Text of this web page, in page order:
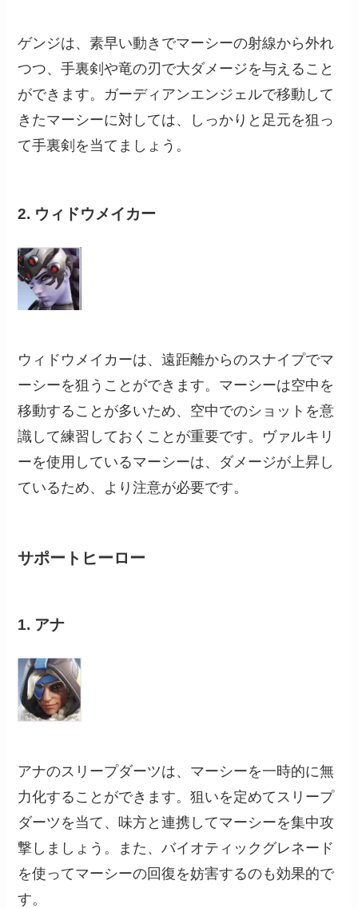
ゲンジは、素早い動きでマーシーの射線から外れ
つつ、手裏剣や竜の刃で大ダメージを与えること
ができます。ガーディアンエンジェルで移動して
きたマーシーに対しては、しっかりと足元を狙っ
て手裏剣を当てましょう。
2. ウィドウメイカー
ウィドウメイカーは、遠距離からのスナイプでマ
ーシーを狙うことができます。マーシーは空中を
移動することが多いため、空中でのショットを意
識して練習しておくことが重要です。ヴァルキリ
ーを使用しているマーシーは、ダメージが上昇し
ているため、より注意が必要です。
サポートヒーロー
1. アナ
アナのスリープダーツは、マーシーを一時的に無
力化することができます。狙いを定めてスリープ
ダーツを当て、味方と連携してマーシーを集中攻
撃しましょう。また、バイオティックグレネード
を使ってマーシーの回復を妨害するのも効果的で
す。